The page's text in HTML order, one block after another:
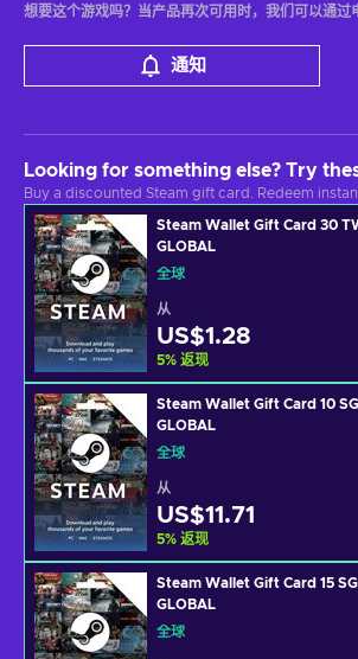
想要这个游戏吗？当产品再次可用时，我们可以通过
通知
Looking for something else? Try
Buy a discounted Steam gift card. Redeem
Steam Wallet Gift Card 30
GLOBAL
全球
从
US$1.28
5% 返现
Steam Wallet Gift Card 10
GLOBAL
全球
从
US$11.71
5% 返现
Steam Wallet Gift Card 15
GLOBAL
全球